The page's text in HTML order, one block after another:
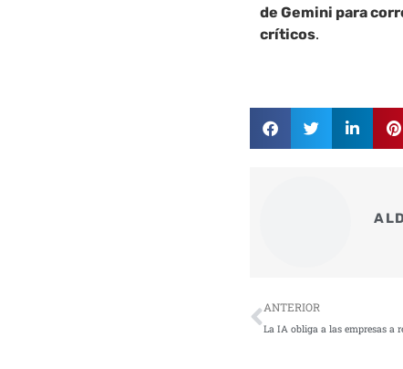
de Gemini para
críticos.
Ant
ANTERIOR